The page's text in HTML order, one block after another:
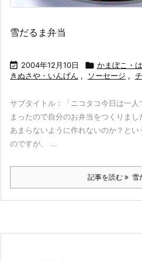
雪だるま弁当
 2004年12月10日  かまぼこ・
きぬさや・いんげん , ソーセージ ,
サブタイトル：「ニコタコ今日は一
まったので自分のお弁当をつくりま
あまらないように作れないのか？と
のですが、 ...
記事を読む 雪